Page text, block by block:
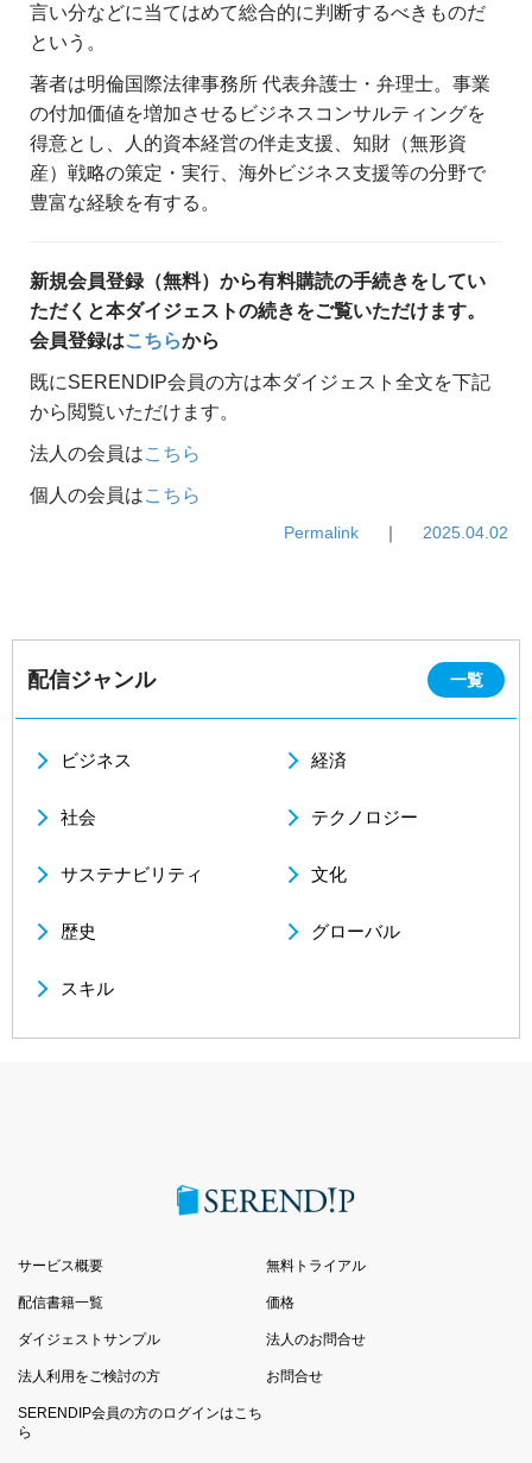
言い分などに当てはめて総合的に判断するべきものだ
という。
著者は明倫国際法律事務所 代表弁護士・弁理士。事業
の付加価値を増加させるビジネスコンサルティングを
得意とし、人的資本経営の伴走支援、知財（無形資
産）戦略の策定・実行、海外ビジネス支援等の分野で
豊富な経験を有する。
新規会員登録（無料）から有料購読の手続きをしてい
ただくと本ダイジェストの続きをご覧いただけます。
会員登録はこちらから
既にSERENDIP会員の方は本ダイジェスト全文を下記
から閲覧いただけます。
法人の会員はこちら
個人の会員はこちら
Permalink ｜ 2025.04.02
配信ジャンル 一覧
ビジネス 経済
社会 テクノロジー
サステナビリティ 文化
歴史 グローバル
スキル
サービス概要
配信書籍一覧
ダイジェストサンプル
法人利用をご検討の方
SERENDIP会員の方のログインはこち
ら
無料トライアル
価格
法人のお問合せ
お問合せ